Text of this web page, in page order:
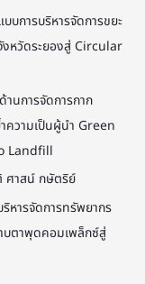
บการบริหารจัดการขยะ
งหวัดระยองสู่ Circular
นการจัดการกาก
ความเป็นผู้นำ Green
Landfill
ศาสน์ กษัตริย์
หารจัดการทรัพยากร
บตาพุดคอมเพล็กซ์สู่